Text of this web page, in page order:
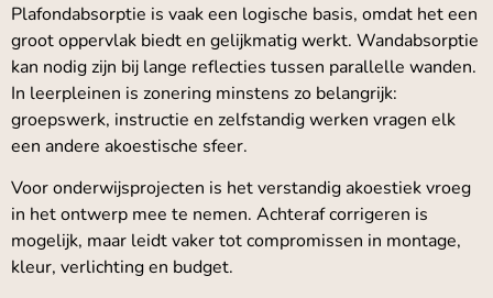
Plafondabsorptie is vaak een logische basis, omdat het een
groot oppervlak biedt en gelijkmatig werkt. Wandabsorptie
kan nodig zijn bij lange reflecties tussen parallelle wanden.
In leerpleinen is zonering minstens zo belangrijk:
groepswerk, instructie en zelfstandig werken vragen elk
een andere akoestische sfeer.
Voor onderwijsprojecten is het verstandig akoestiek vroeg
in het ontwerp mee te nemen. Achteraf corrigeren is
mogelijk, maar leidt vaker tot compromissen in montage,
kleur, verlichting en budget.